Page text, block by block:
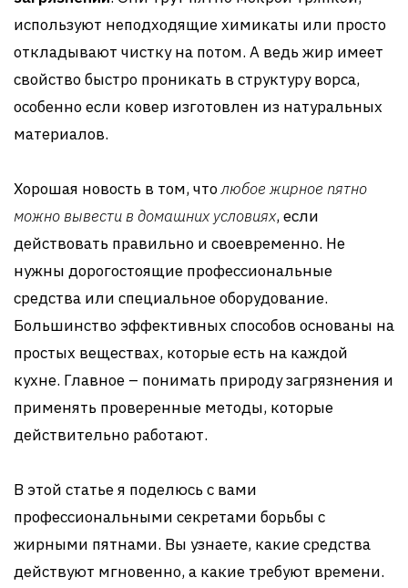
используют неподходящие химикаты или просто
откладывают чистку на потом. А ведь жир имеет
свойство быстро проникать в структуру ворса,
особенно если ковер изготовлен из натуральных
материалов.
Хорошая новость в том, чтолюбое жирное пятно
можно вывести в домашних условиях, если
действовать правильно и своевременно. Не
нужны дорогостоящие профессиональные
средства или специальное оборудование.
Большинство эффективных способов основаны на
простых веществах, которые есть на каждой
кухне. Главное – понимать природу загрязнения и
применять проверенные методы, которые
действительно работают.
В этой статье я поделюсь с вами
профессиональными секретами борьбы с
жирными пятнами. Вы узнаете, какие средства
действуют мгновенно, а какие требуют времени.